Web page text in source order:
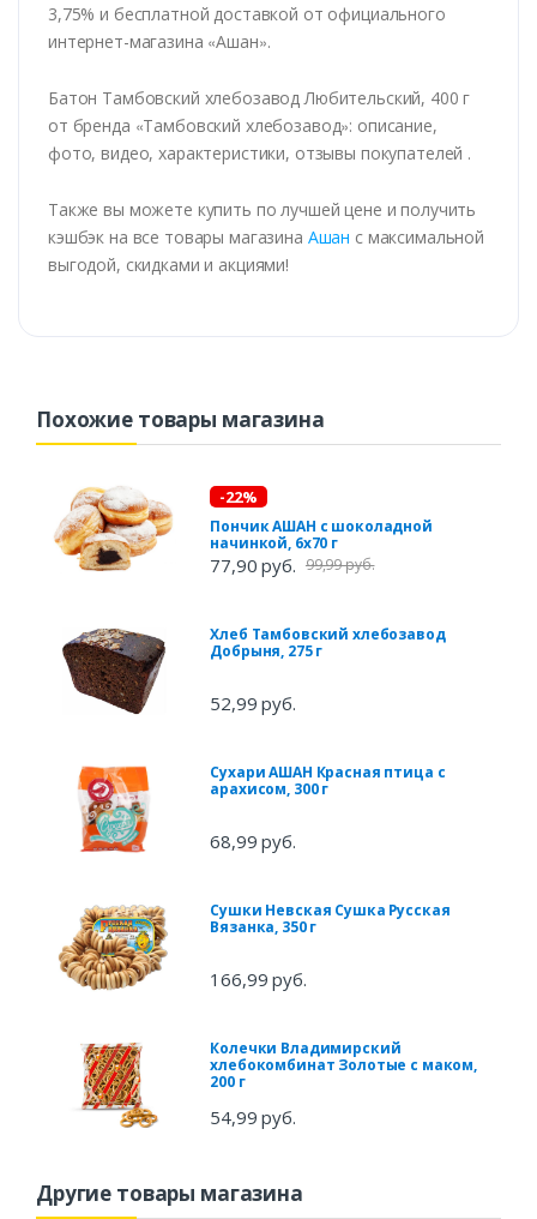
3,75% и бесплатной доставкой от официального
интернет-магазина «Ашан».
Батон Тамбовский хлебозавод Любительский, 400 г
от бренда «Тамбовский хлебозавод»: описание,
фото, видео, характеристики, отзывы покупателей .
Также вы можете купить по лучшей цене и получить
кэшбэк на все товары магазина Ашан с максимальной
выгодой, скидками и акциями!
Похожие товары магазина
-22%
Пончик АШАН с шоколадной
начинкой, 6x70 г
77,90 руб. 99,99 руб.
Хлеб Тамбовский хлебозавод
Добрыня, 275 г
52,99 руб.
Сухари АШАН Красная птица с
арахисом, 300 г
68,99 руб.
Сушки Невская Сушка Русская
Вязанка, 350 г
166,99 руб.
Колечки Владимирский
хлебокомбинат Золотые с маком,
200 г
54,99 руб.
Другие товары магазина